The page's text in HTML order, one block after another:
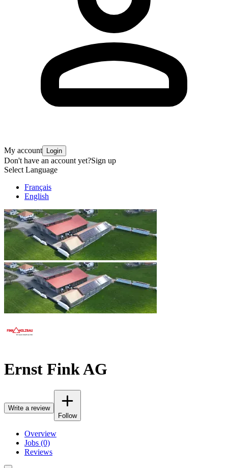
My account Login
Don't have an account yet?Sign up
Select Language
Français
English
Ernst Fink AG
Write a review
Follow
Overview
Jobs (0)
Reviews